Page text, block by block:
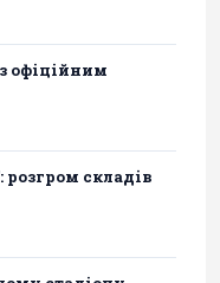
офіційним
складів